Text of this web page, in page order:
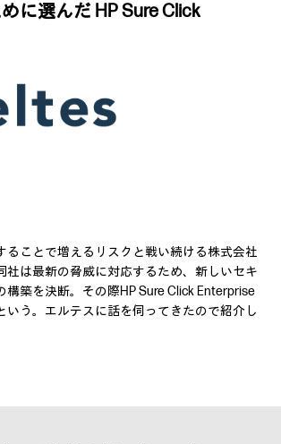
に選んだ HP Sure Click
ることで増えるリスクと戦い続ける株式会社
社は最新の脅威に対応するため、新しいセキ
構築を決断。その際HP Sure Click Enterprise
いう。エルテスに話を伺ってきたので紹介し